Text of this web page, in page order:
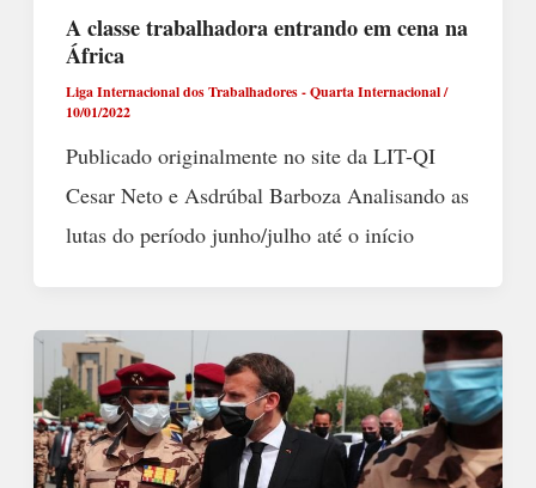
A classe trabalhadora entrando em cena na
África
Liga Internacional dos Trabalhadores - Quarta Internacional/
10/01/2022
Publicado originalmente no site da LIT-QI
Cesar Neto e Asdrúbal Barboza Analisando as
lutas do período junho/julho até o início